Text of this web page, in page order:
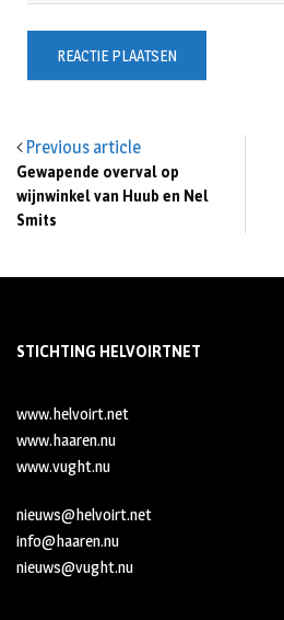
Previous article
Gewapende overval op
wijnwinkel van Huub en Nel
Smits
STICHTING HELVOIRTNET
www.helvoirt.net
www.haaren.nu
www.vught.nu
nieuws@helvoirt.net
info@haaren.nu
nieuws@vught.nu